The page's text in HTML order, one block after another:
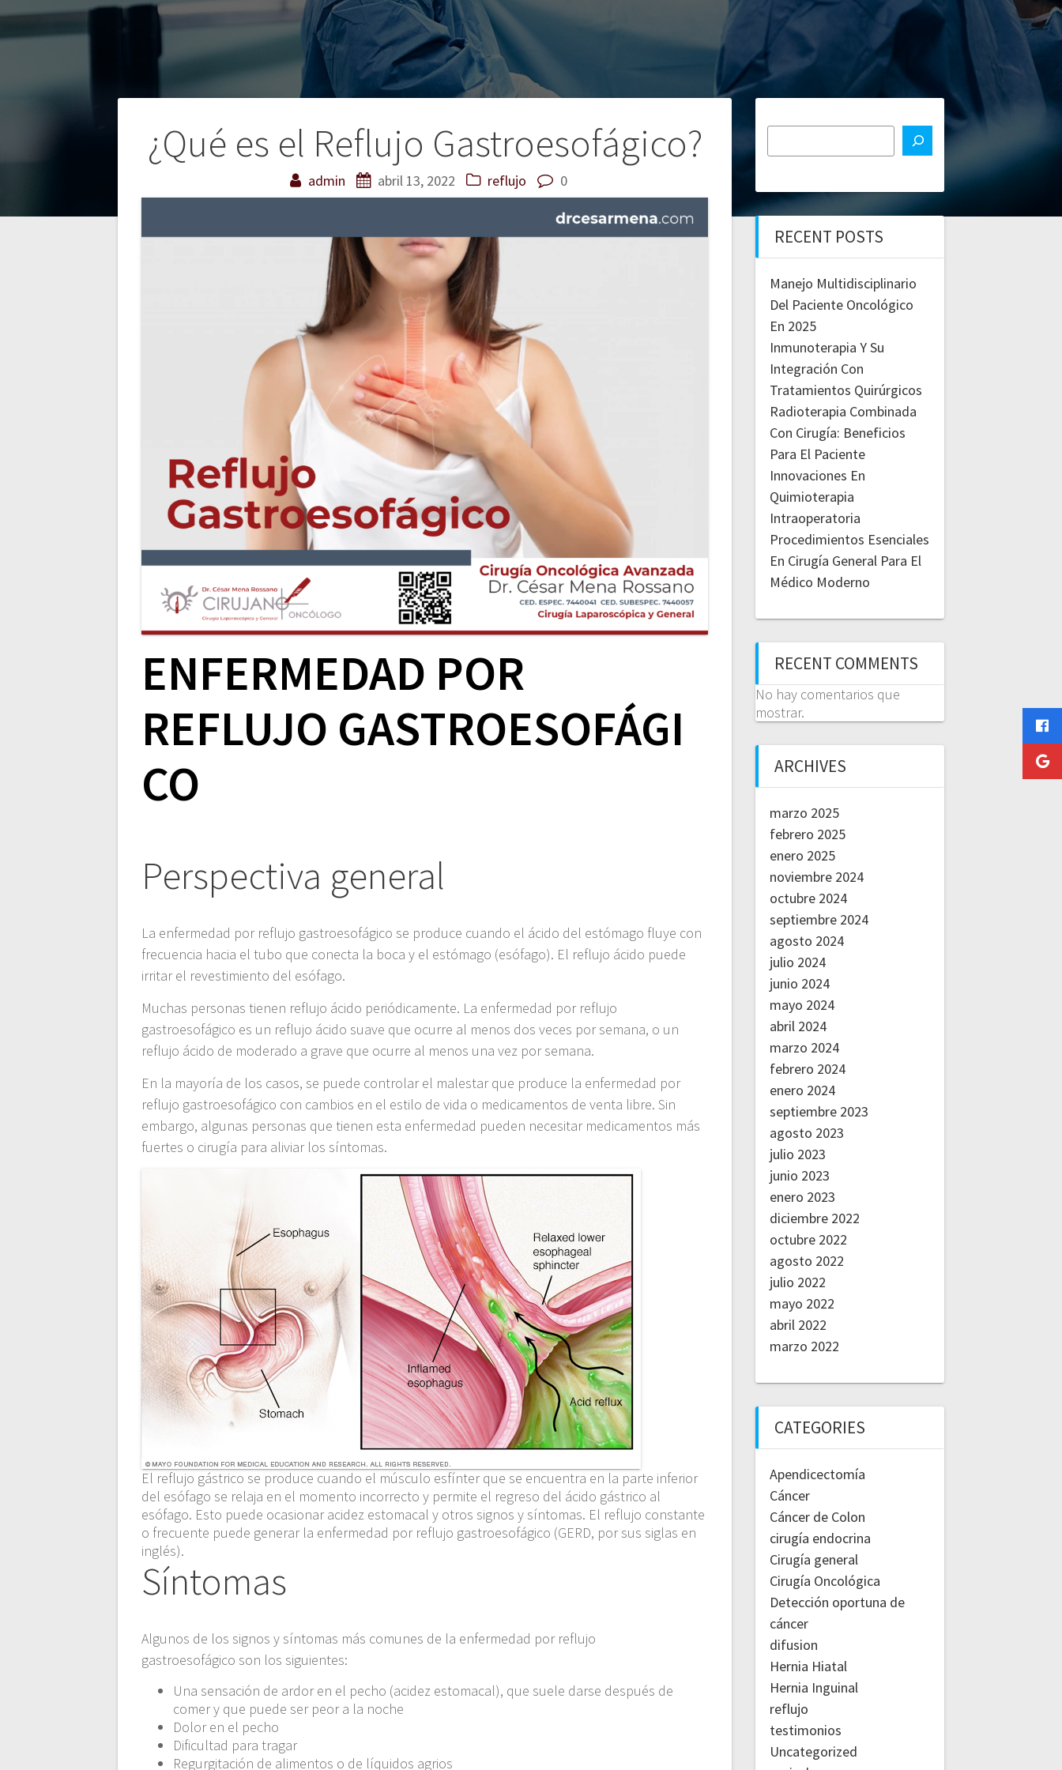
¿Qué es el Reflujo Gastroesofágico?
admin abril 13, 2022 reflujo 0
ENFERMEDAD POR
REFLUJO GASTROESOFÁGI
CO
Perspectiva general
La enfermedad por reflujo gastroesofágico se produce cuando el ácido del estómago fluye con
frecuencia hacia el tubo que conecta la boca y el estómago (esófago). El reflujo ácido puede
irritar el revestimiento del esófago.
Muchas personas tienen reflujo ácido periódicamente. La enfermedad por reflujo
gastroesofágico es un reflujo ácido suave que ocurre al menos dos veces por semana, o un
reflujo ácido de moderado a grave que ocurre al menos una vez por semana.
En la mayoría de los casos, se puede controlar el malestar que produce la enfermedad por
reflujo gastroesofágico con cambios en el estilo de vida o medicamentos de venta libre. Sin
embargo, algunas personas que tienen esta enfermedad pueden necesitar medicamentos más
fuertes o cirugía para aliviar los síntomas.
El reflujo gástrico se produce cuando el músculo esfínter que se encuentra en la parte inferior
del esófago se relaja en el momento incorrecto y permite el regreso del ácido gástrico al
esófago. Esto puede ocasionar acidez estomacal y otros signos y síntomas. El reflujo constante
o frecuente puede generar la enfermedad por reflujo gastroesofágico (GERD, por sus siglas en
inglés).
Síntomas
Algunos de los signos y síntomas más comunes de la enfermedad por reflujo
gastroesofágico son los siguientes:
Una sensación de ardor en el pecho (acidez estomacal), que suele darse después de
comer y que puede ser peor a la noche
Dolor en el pecho
Dificultad para tragar
Regurgitación de alimentos o de líquidos agrios
Navegación
entradas
RECENT POSTS
Manejo Multidisciplinario
Del Paciente Oncológico
En 2025
Inmunoterapia Y Su
Integración Con
Tratamientos Quirúrgicos
Radioterapia Combinada
Con Cirugía: Beneficios
Para El Paciente
Innovaciones En
Quimioterapia
Intraoperatoria
Procedimientos Esenciales
En Cirugía General Para El
Médico Moderno
RECENT COMMENTS
No hay comentarios que
mostrar.
ARCHIVES
marzo 2025
febrero 2025
enero 2025
noviembre 2024
octubre 2024
septiembre 2024
agosto 2024
julio 2024
junio 2024
mayo 2024
abril 2024
marzo 2024
febrero 2024
enero 2024
septiembre 2023
agosto 2023
julio 2023
junio 2023
enero 2023
diciembre 2022
octubre 2022
agosto 2022
julio 2022
mayo 2022
abril 2022
marzo 2022
CATEGORIES
Apendicectomía
Cáncer
Cáncer de Colon
cirugía endocrina
Cirugía general
Cirugía Oncológica
Detección oportuna de
cáncer
difusion
Hernia Hiatal
Hernia Inguinal
reflujo
testimonios
Uncategorized